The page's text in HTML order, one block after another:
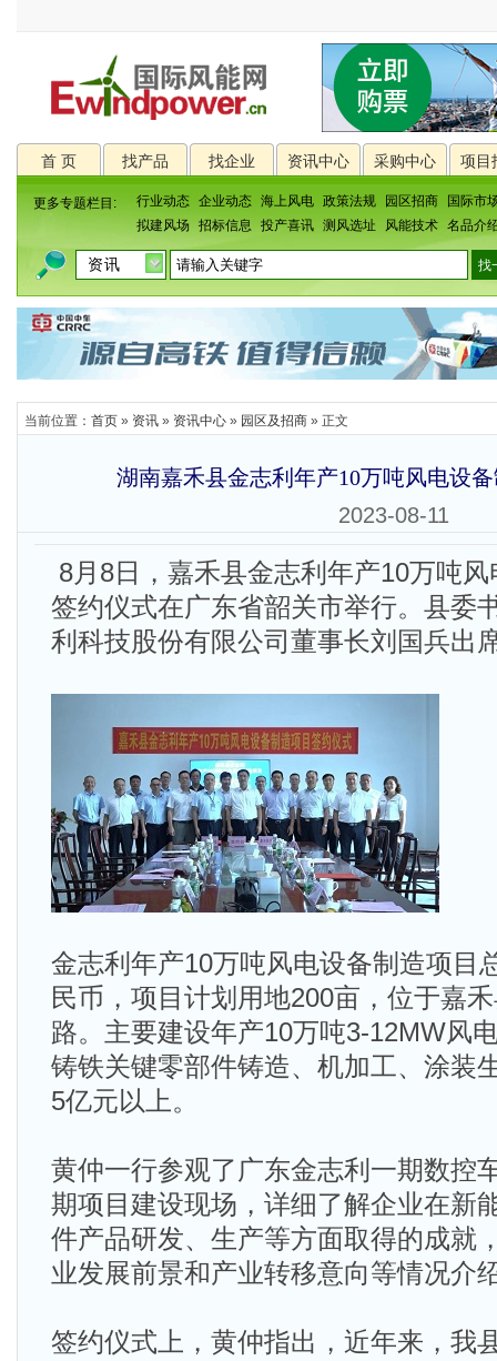
首 页 找产品 找企业 资讯中心 采购中心 项目
更多专题栏目: 行业动态 企业动态 海上风电 政策法规 园区招商
国际市
拟建风场
招标信息 投产喜讯 测风选址 风能技术 名品介
当前位置： 首页 » 资讯 » 资讯中心 » 园区及招商 » 正文
湖南嘉禾县金志利年产10万吨风电设
2023-08-11
8月8日，嘉禾县金志利年产10万吨
签约仪式在广东省韶关市举行。县委
利科技股份有限公司董事长刘国兵出
金志利年产10万吨风电设备制造项目
民币，项目计划用地200亩，位于嘉
路。主要建设年产10万吨3-12MW风
铸铁关键零部件铸造、机加工、涂装
5亿元以上。
黄仲一行参观了广东金志利一期数控
期项目建设现场，详细了解企业在新
件产品研发、生产等方面取得的成就
业发展前景和产业转移意向等情况介
签约仪式上，黄仲指出，近年来，我